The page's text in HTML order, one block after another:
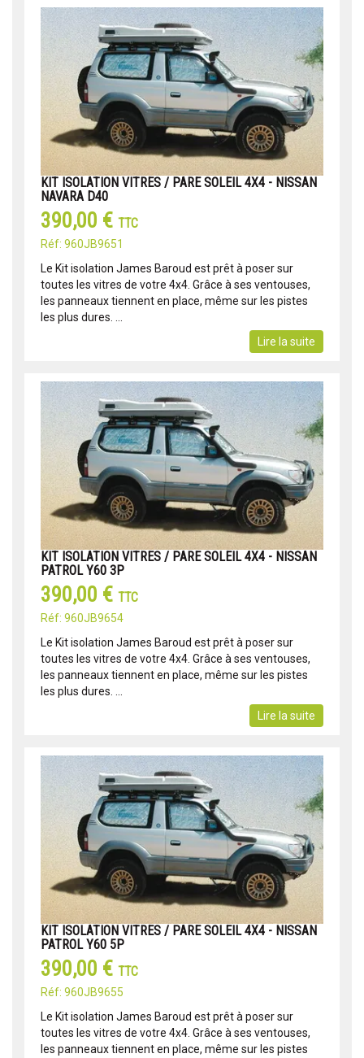
KIT ISOLATION VITRES / PARE SOLEIL 4X4 - NISSAN
NAVARA D40
390,00 € TTC
Réf: 960JB9651
Le Kit isolation James Baroud est prêt à poser sur
toutes les vitres de votre 4x4. Grâce à ses ventouses,
les panneaux tiennent en place, même sur les pistes
les plus dures. ...
Lire la suite
KIT ISOLATION VITRES / PARE SOLEIL 4X4 - NISSAN
PATROL Y60 3P
390,00 € TTC
Réf: 960JB9654
Le Kit isolation James Baroud est prêt à poser sur
toutes les vitres de votre 4x4. Grâce à ses ventouses,
les panneaux tiennent en place, même sur les pistes
les plus dures. ...
Lire la suite
KIT ISOLATION VITRES / PARE SOLEIL 4X4 - NISSAN
PATROL Y60 5P
390,00 € TTC
Réf: 960JB9655
Le Kit isolation James Baroud est prêt à poser sur
toutes les vitres de votre 4x4. Grâce à ses ventouses,
les panneaux tiennent en place, même sur les pistes